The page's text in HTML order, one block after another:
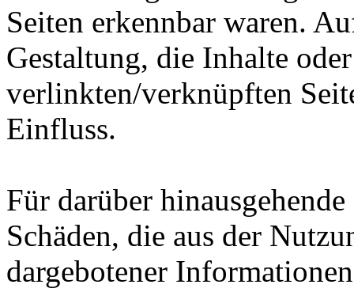
Seiten erkennbar waren.
Gestaltung, die Inhalte
verlinkten/verknüpften
Einfluss.
Für darüber
Schäden, die aus der
dargebotener